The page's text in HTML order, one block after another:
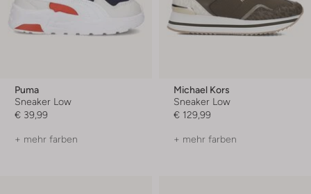
Puma
Sneaker Low
€ 39,99
+ mehr farben
Michael Kors
Sneaker Low
€ 129,99
+ mehr farben